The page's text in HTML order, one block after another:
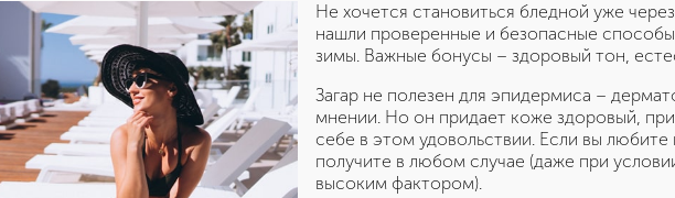
Не хочется становиться бледной уже
нашли проверенные и безопасные
зимы. Важные бонусы – здоровый тон,
Загар не полезен для эпидермиса –
мнении. Но он придает коже здоровый,
себе в этом удовольствии. Если вы
получите в любом случае (даже при
высоким фактором).